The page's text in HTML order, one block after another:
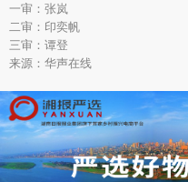
一审：张岚
二审：印奕帆
三审：谭登
来源：华声在线